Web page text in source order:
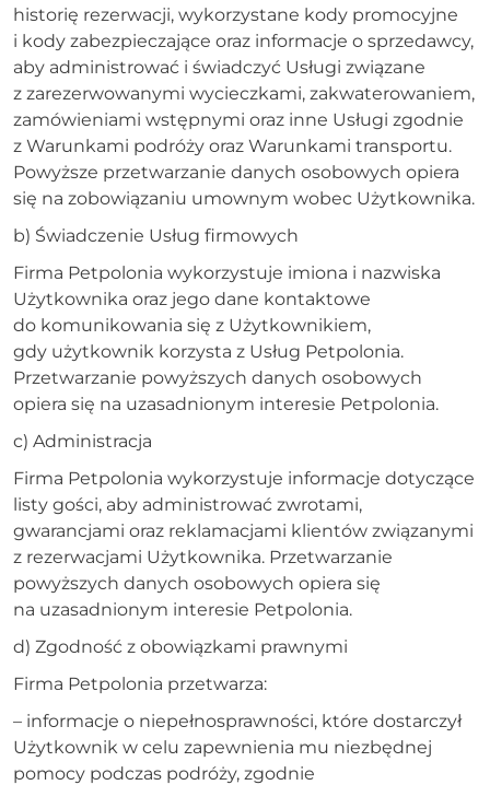
historię rezerwacji, wykorzystane kody promocyjne
i kody zabezpieczające oraz informacje o sprzedawcy,
aby administrować i świadczyć Usługi związane
z zarezerwowanymi wycieczkami, zakwaterowaniem,
zamówieniami wstępnymi oraz inne Usługi zgodnie
z Warunkami podróży oraz Warunkami transportu.
Powyższe przetwarzanie danych osobowych opiera
się na zobowiązaniu umownym wobec Użytkownika.
b) Świadczenie Usług firmowych
Firma Petpolonia wykorzystuje imiona i nazwiska
Użytkownika oraz jego dane kontaktowe
do komunikowania się z Użytkownikiem,
gdy użytkownik korzysta z Usług Petpolonia.
Przetwarzanie powyższych danych osobowych
opiera się na uzasadnionym interesie Petpolonia.
c) Administracja
Firma Petpolonia wykorzystuje informacje dotyczące
listy gości, aby administrować zwrotami,
gwarancjami oraz reklamacjami klientów związanymi
z rezerwacjami Użytkownika. Przetwarzanie
powyższych danych osobowych opiera się
na uzasadnionym interesie Petpolonia.
d) Zgodność z obowiązkami prawnymi
Firma Petpolonia przetwarza:
– informacje o niepełnosprawności, które dostarczył
Użytkownik w celu zapewnienia mu niezbędnej
pomocy podczas podróży, zgodnie